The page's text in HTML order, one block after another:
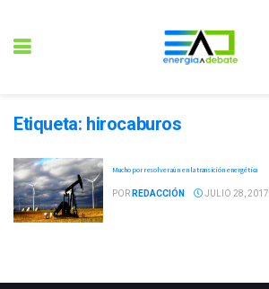
Etiqueta: hirocaburos
Mucho por resolver aún en la transición energética
POR REDACCIÓN JULIO 28, 2017